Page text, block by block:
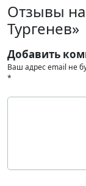
Отзывы
Тургенев»
Добавить
Ваш адрес email не
*